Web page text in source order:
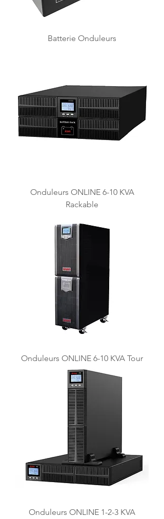
Batterie Onduleurs
Onduleurs ONLINE 6-10 KVA
Rackable
Onduleurs ONLINE 6-10 KVA Tour
Onduleurs ONLINE 1-2-3 KVA